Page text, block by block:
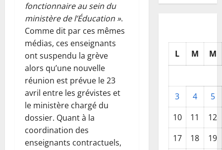
fonctionnaire au sein du
ministère de l’Éducation ».
Comme dit par ces mêmes
médias, ces enseignants
ont suspendu la grève
alors qu’une nouvelle
réunion est prévue le 23
avril entre les grévistes et
le ministère chargé du
dossier. Quant à la
coordination des
enseignants contractuels,
L M M
3 4
5
10
11
12
17
18
19